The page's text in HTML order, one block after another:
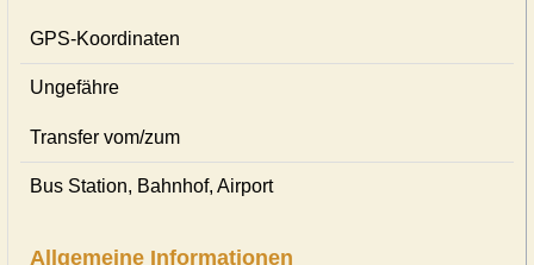
GPS-Koordinaten
Ungefähre
Transfer vom/zum
Bus Station, Bahnhof, Airport
Allgemeine Informationen